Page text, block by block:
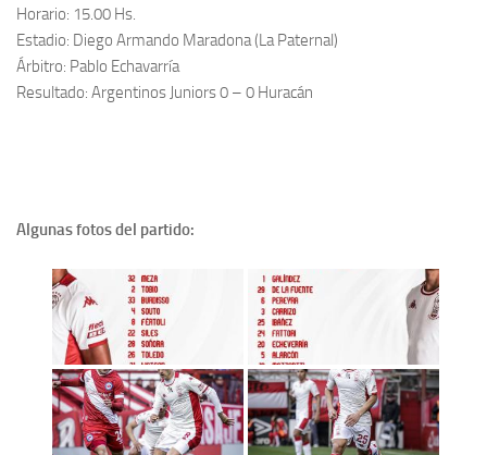
Horario: 15.00 Hs.
Estadio: Diego Armando Maradona (La Paternal)
Árbitro: Pablo Echavarría
Resultado: Argentinos Juniors 0 – 0 Huracán
Algunas fotos del partido: